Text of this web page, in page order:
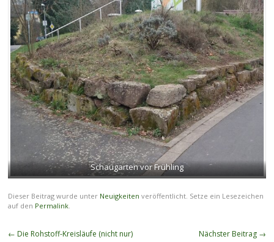
Schaugarten vor Frühling
Dieser Beitrag wurde unter Neuigkeiten veröffentlicht. Setze ein Lesezeichen
auf den Permalink.
Beitragsnavigation
← Die Rohstoff-Kreisläufe (nicht nur) Nächster Beitrag →